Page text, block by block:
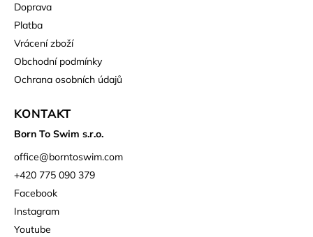
Doprava
Platba
Vrácení zboží
Obchodní podmínky
Ochrana osobních údajů
KONTAKT
Born To Swim s.r.o.
office@borntoswim.com
+420 775 090 379
Facebook
Instagram
Youtube